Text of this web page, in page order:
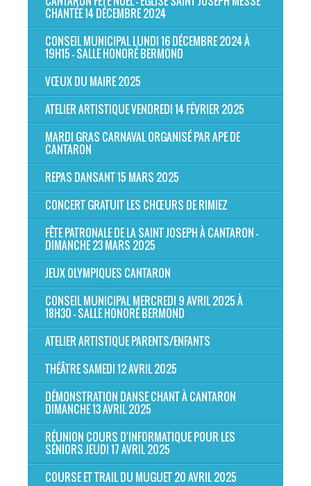
CHANTÉE 14 DÉCEMBRE 2024
CONSEIL MUNICIPAL LUNDI 16 DÉCEMBRE 2024 À
19H15 - SALLE HONORÉ BERMOND
VŒUX DU MAIRE 2025
ATELIER ARTISTIQUE VENDREDI 14 FÉVRIER 2025
MARDI GRAS CARNAVAL ORGANISÉ PAR APE DE
CANTARON
REPAS DANSANT 15 MARS 2025
CONCERT GRATUIT LES CHŒURS DE RIMIEZ
FÊTE PATRONALE DE LA SAINT JOSEPH À CANTARON -
DIMANCHE 23 MARS 2025
JEUX OLYMPIQUES CANTARON
CONSEIL MUNICIPAL MERCREDI 9 AVRIL 2025 À
18H30 - SALLE HONORÉ BERMOND
ATELIER ARTISTIQUE PARENTS/ENFANTS
THÉÂTRE SAMEDI 12 AVRIL 2025
DÉMONSTRATION DANSE CHANT À CANTARON
DIMANCHE 13 AVRIL 2025
RÉUNION COURS D'INFORMATIQUE POUR LES
SÉNIORS JEUDI 17 AVRIL 2025
COURSE ET TRAIL DU MUGUET 20 AVRIL 2025